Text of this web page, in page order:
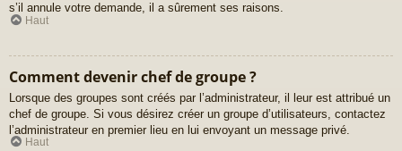
s’il annule votre demande, il a sûrement ses raisons.
Haut
Comment devenir chef de groupe ?
Lorsque des groupes sont créés par l’administrateur, il leur est attribué un
chef de groupe. Si vous désirez créer un groupe d’utilisateurs, contactez
l’administrateur en premier lieu en lui envoyant un message privé.
Haut